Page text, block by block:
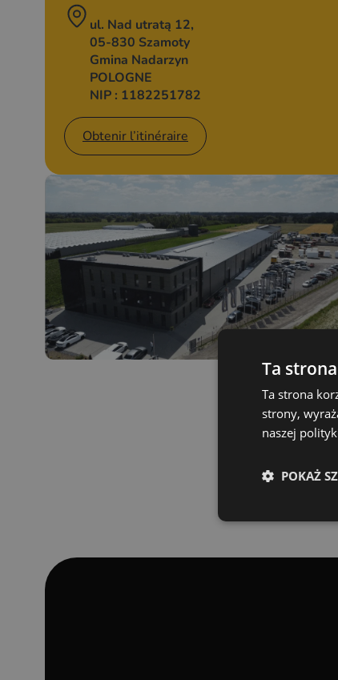
ul. Nad utratą 12,
05-830 Szamoty
Gmina Nadarzyn
POLOGNE
NIP : 1182251782
Obtenir l’itinéraire
Ta
Ta strona
strony,
naszej
POKAŻ